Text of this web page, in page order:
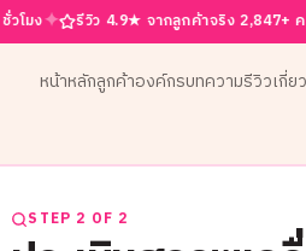
รีวิว 4.9★ จากลูกค้าจริง 2,847+ คน✦ ข
หน้าหลักลูกค้าองค์กรบทความรีวิวเกี่ย
STEP 2 OF 2